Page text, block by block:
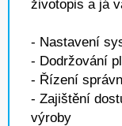
životopis a já
- Nastavení
- Dodržování
- Řízení
- Zajištění
výroby